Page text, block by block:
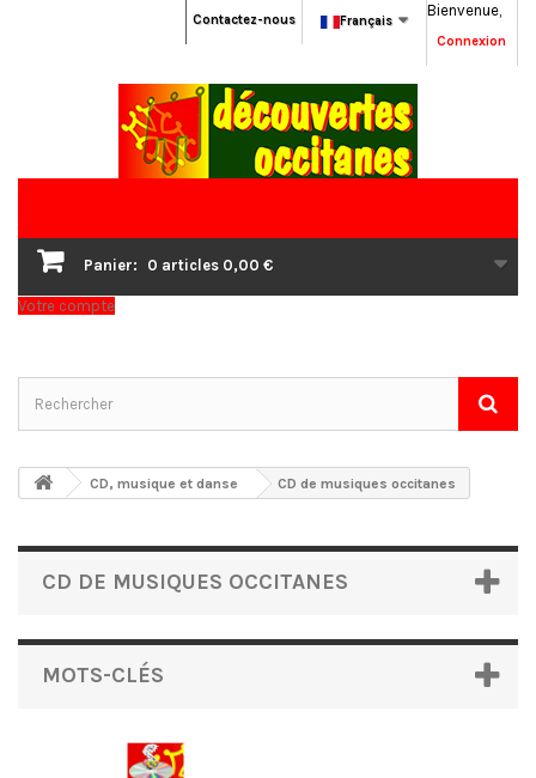
Bienvenue,
Connexion
Français
Contactez-nous
Panier: 0 articles 0,00 €
Votre compte
CD, musique et danse CD de musiques occitanes
CD DE MUSIQUES OCCITANES
MOTS-CLÉS